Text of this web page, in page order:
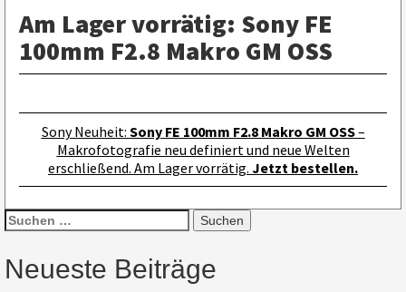
Am Lager vorrätig: Sony FE
100mm F2.8 Makro GM OSS
Sony Neuheit: Sony FE 100mm F2.8 Makro GM OSS–
Makrofotografie neu definiert und neue Welten
erschließend. Am Lager vorrätig. Jetzt bestellen.
Suchen
nach:
Neueste Beiträge